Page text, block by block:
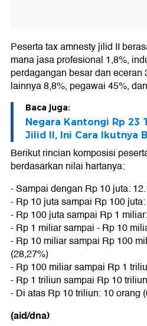
Peserta tax amnesty jilid II
mana jasa profesional 1,8%,
perdagangan besar dan eceran
lainnya 8,8%, pegawai 45%,
Baca juga:
Negara Kantongi Rp 23
Jilid II, Ini Cara Ikutnya
Berikut rincian komposisi
berdasarkan nilai hartanya:
- Sampai dengan Rp 10 juta:
- Rp 10 juta sampai Rp 100
- Rp 100 juta sampai Rp 1
- Rp 1 miliar sampai - Rp 10
- Rp 10 miliar sampai Rp 100
(28,27%)
- Rp 100 miliar sampai Rp 1
- Rp 1 triliun sampai Rp 10
- Di atas Rp 10 triliun: 10 orang
(aid/dna)